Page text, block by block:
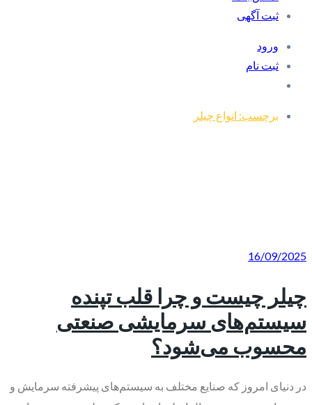
ثبت آگهی
ورود
ثبت نام
برچسب: انواع چیلر
16/09/2025
چیلر چیست و چرا قلب تپنده
سیستم‌های سرمایشی صنعتی
محسوب می‌شود؟
در دنیای امروز که صنایع مختلف به سیستم‌های پیشرفته سرمایش و